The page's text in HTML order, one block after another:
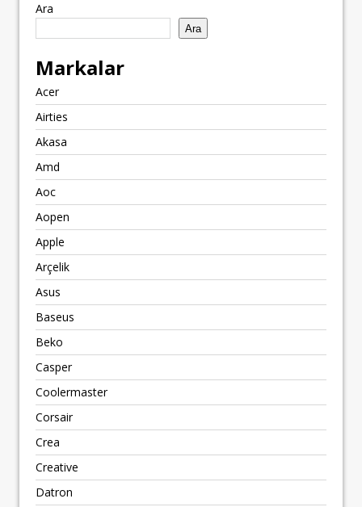
Ara
Ara
Markalar
Acer
Airties
Akasa
Amd
Aoc
Aopen
Apple
Arçelik
Asus
Baseus
Beko
Casper
Coolermaster
Corsair
Crea
Creative
Datron